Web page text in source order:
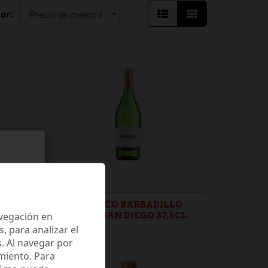
VINO BLANCO BARBADILLO
CASTILLO SAN DIEGO 37,5CL
2,40 €
en
para analizar el
Al navegar por
Para